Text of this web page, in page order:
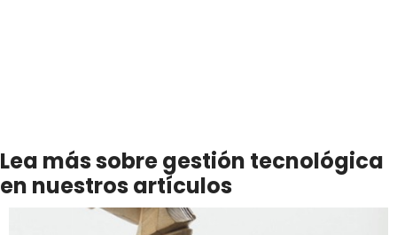
Lea más sobre gestión tecnológica
en nuestros artículos